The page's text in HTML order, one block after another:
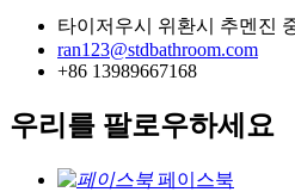
타이저우시 위환시 추멘진
ran123@stdbathroom.com
+86 13989667168
우리를 팔로우하세요
페이스북